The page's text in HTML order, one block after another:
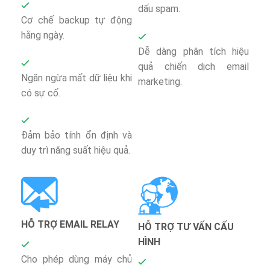
Cơ chế backup tự động
hằng ngày.
Ngăn ngừa mất dữ liệu khi
có sự cố.
Đảm bảo tính ổn định và
duy trì năng suất hiệu quả.
dấu spam.
Dễ dàng phân tích hiệu
quả chiến dịch email
marketing.
HỖ TRỢ EMAIL RELAY
Cho phép dùng máy chủ
HỖ TRỢ TƯ VẤN CẤU
HÌNH